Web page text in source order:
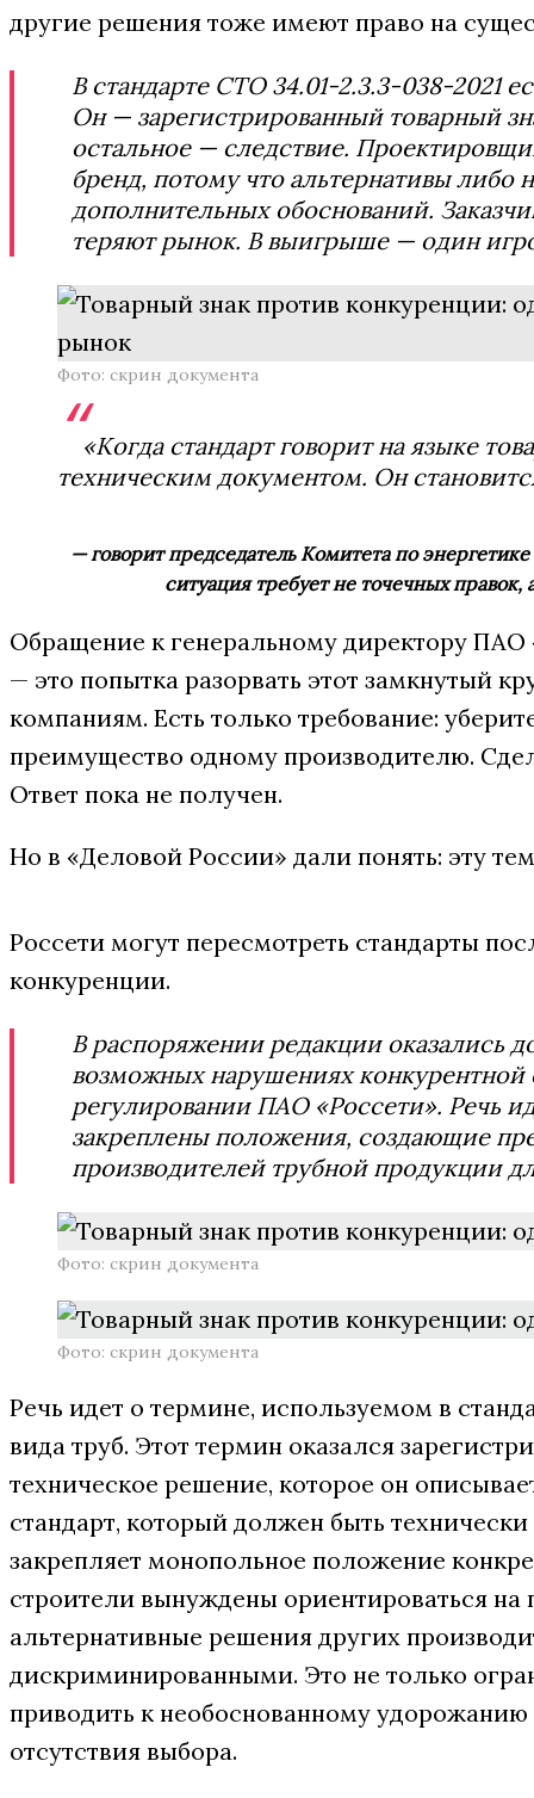
другие решения тоже имеют право на
В стандарте СТО 34.01-2.3.3-038-2021
Он — зарегистрированный товарный
остальное — следствие.
бренд, потому что альтернативы либо
дополнительных обоснований.
теряют рынок. В выигрыше — один
Фото: скрин документа
«Когда стандарт говорит на языке
техническим документом. Он
— говорит председатель Комитета по
ситуация требует не точечных
Обращение к генеральному директору
— это попытка разорвать этот замкнутый
компаниям. Есть только требование:
преимущество одному производителю.
Ответ пока не получен.
Но в «Деловой России» дали понять: эту
Россети могут пересмотреть стандарты
конкуренции.
В распоряжении редакции оказались
возможных нарушениях
регулировании ПАО «Россети». Речь
закреплены положения, создающие
производителей трубной продукции
Фото: скрин документа
Фото: скрин документа
Речь идет о термине, используемом в
вида труб. Этот термин оказался
техническое решение, которое он
стандарт, который должен быть
закрепляет монопольное положение
строители вынуждены ориентироваться на
альтернативные решения других
дискриминированными. Это не только
приводить к необоснованному
отсутствия выбора.